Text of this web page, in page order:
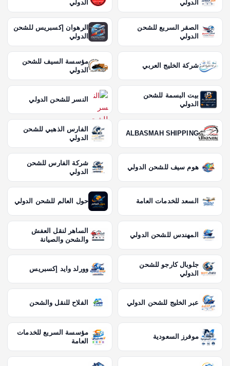
الدولي الدولي
الصقر السريع للشحن
الدولي
الرهوان إكسبريس للشحن
الدولي
شركة الخليج العربي
مؤسسة السيف للشحن
الدولي
بيت البسمة للشحن
الدولي
النسر للشحن الدولي
ALBASMAH SHIPPING
الفارس الذهبي للشحن
الدولي
هوم سيف للشحن الدولي
شركة الفارس للشحن
الدولي
السعد للخدمات العامة حول العالم للشحن الدولي
المهندس للشحن الدولي
الساهر لنقل العفش
والشحن والصيانة
جلوبال كارجو للشحن
الدولي
وورلد وايد إكسبريس
عبر الخليج للشحن الدولي الفلاح للنقل والشحن
موفرز السعودية
مؤسسة السريع للخدمات
العامة